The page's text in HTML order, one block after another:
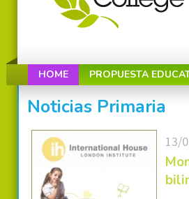
HOME PROPUESTA
Noticias Primaria
13/